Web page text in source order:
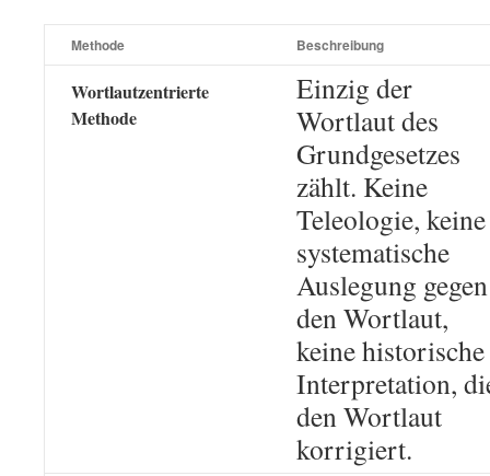
Methode Beschreibung
Wortlautzentrierte
Methode
Einzig der
Wortlaut des
Grundgesetzes
zählt. Keine
Teleologie, keine
systematische
Auslegung gegen
den Wortlaut,
keine historische
Interpretation,
den Wortlaut
korrigiert.